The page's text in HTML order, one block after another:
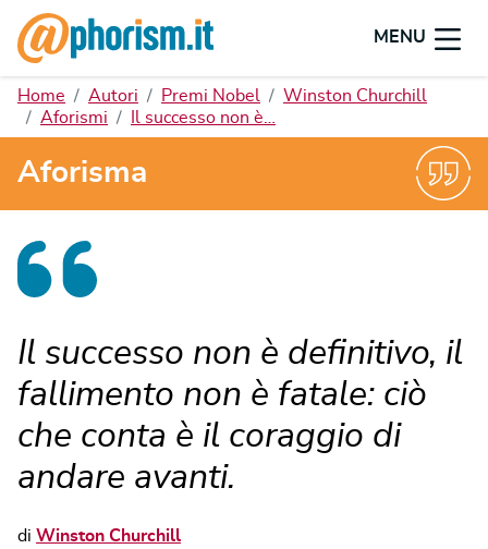
MENU
Home Autori Premi Nobel
Winston Churchill
Aforismi
Il successo non è…
Aforisma
Il successo non è definitivo, il
fallimento non è fatale: ciò
che conta è il coraggio di
andare avanti.
di Winston Churchill